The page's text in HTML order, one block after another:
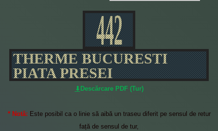
442
THERME BUCURESTI
PIATA PRESEI
⬇ Descărcare PDF (Tur)
* Notă: Este posibil ca o linie să aibă un traseu diferit pe sensul de retur
față de sensul de tur,